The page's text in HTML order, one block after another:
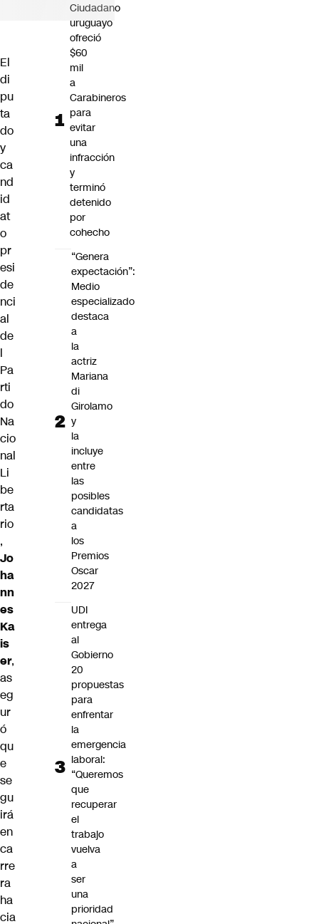
El
di
pu
ta
do
y
ca
nd
id
at
o
pr
esi
de
nci
al
de
l
Pa
rti
do
Na
cio
nal
Li
be
rta
rio
,
Jo
ha
nn
es
Ka
is
er,
as
eg
ur
ó
qu
e
se
gu
irá
en
ca
rre
ra
ha
cia
Ciudadano
uruguayo
ofreció
$60
mil
a
Carabineros
para
evitar
una
infracción
y
terminó
detenido
por
cohecho
“Genera
expectación”:
Medio
especializado
destaca
a
la
actriz
Mariana
di
Girolamo
y
la
incluye
entre
las
posibles
candidatas
a
los
Premios
Oscar
2027
UDI
entrega
al
Gobierno
20
propuestas
para
enfrentar
la
emergencia
laboral:
“Queremos
que
recuperar
el
trabajo
vuelva
a
ser
una
prioridad